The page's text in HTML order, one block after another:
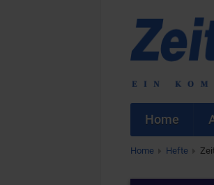
Home
Home Hefte